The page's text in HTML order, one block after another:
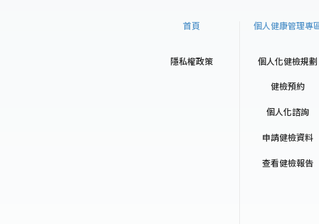
首頁
隱私權政策
個人健康管理專
個人化健檢規劃
健檢預約
個人化諮詢
申請健檢資料
查看健檢報告